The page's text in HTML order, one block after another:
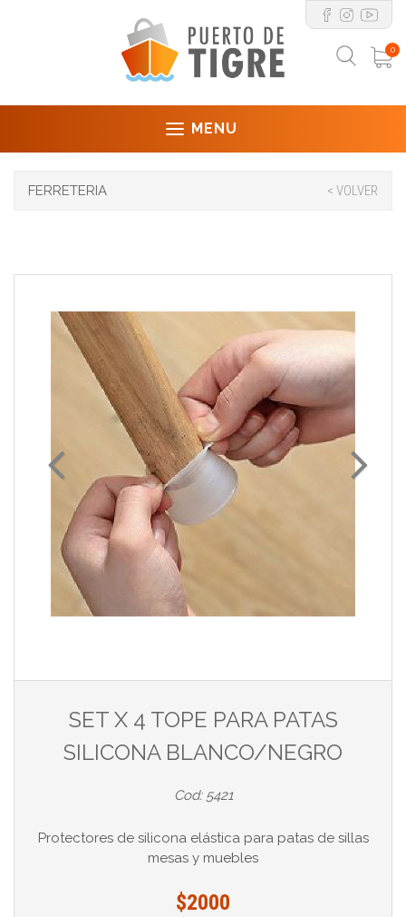
0
MENU
FERRETERIA < VOLVER
SET X 4 TOPE PARA PATAS
SILICONA BLANCO/NEGRO
Cod: 5421
Protectores de silicona elástica para patas de sillas
mesas y muebles
$2000